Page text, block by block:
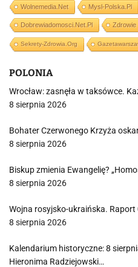
Wolnemedia.net Mysl-Polska.pl
Dobrewiadomosci.net.pl Zdrowie
Sekrety-Zdrowia.org
POLONIA
Wrocław: zasnęła w taksówce.
8 sierpnia 2026
Bohater Czerwonego Krzyża
8 sierpnia 2026
Biskup zmienia Ewangelię?
8 sierpnia 2026
Wojna rosyjsko-ukraińska.
8 sierpnia 2026
Kalendarium historyczne: 8
Hieronima Radziejowski…